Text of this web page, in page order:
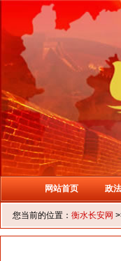
网站首页 政
您当前的位置： 衡水长安网